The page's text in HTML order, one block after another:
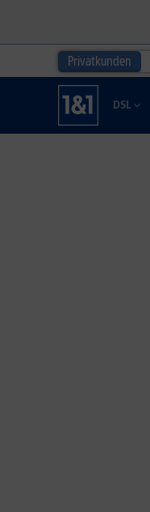
Privatkunden
DSL